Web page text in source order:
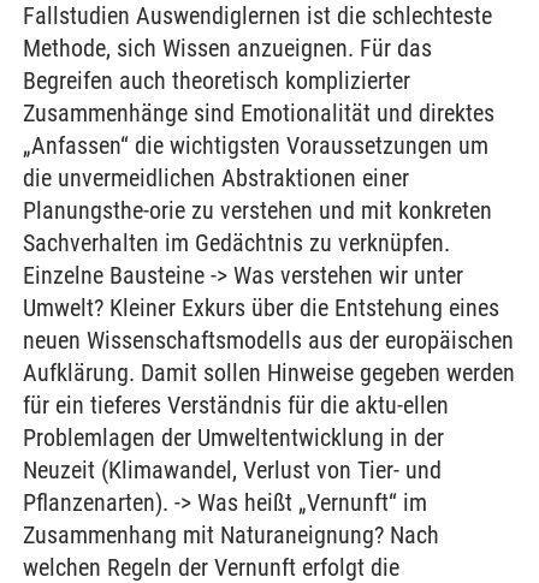
Fallstudien Auswendiglernen ist die schlechteste
Methode, sich Wissen anzueignen. Für das
Begreifen auch theoretisch komplizierter
Zusammenhänge sind Emotionalität und direktes
„Anfassen“ die wichtigsten Voraussetzungen um
die unvermeidlichen Abstraktionen einer
Planungsthe-orie zu verstehen und mit konkreten
Sachverhalten im Gedächtnis zu verknüpfen.
Einzelne Bausteine -> Was verstehen wir unter
Umwelt? Kleiner Exkurs über die Entstehung eines
neuen Wissenschaftsmodells aus der europäischen
Aufklärung. Damit sollen Hinweise gegeben werden
für ein tieferes Verständnis für die aktu-ellen
Problemlagen der Umweltentwicklung in der
Neuzeit (Klimawandel, Verlust von Tier- und
Pflanzenarten). -> Was heißt „Vernunft“ im
Zusammenhang mit Naturaneignung? Nach
welchen Regeln der Vernunft erfolgt die